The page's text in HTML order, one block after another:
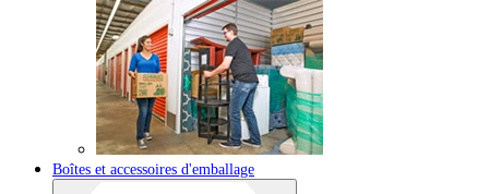
Boîtes et accessoires d'emballage